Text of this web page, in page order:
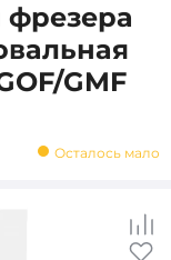
GMF
Осталось мало